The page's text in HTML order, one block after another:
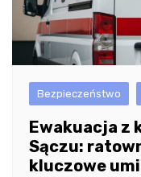
Bezpieczeństwo
Ewakuacja z
Sączu:
kluczowe